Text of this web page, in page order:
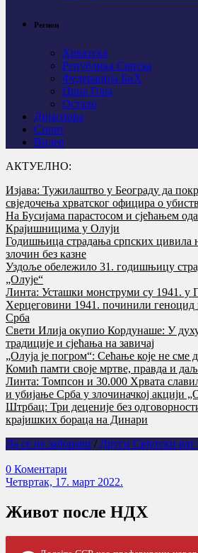
Регион
Хрватска
Република Српска
Федерација БиХ
Црна Гора
Остало
Дијаспора
Спорт
Видео
АКТУЕЛНО:
Изјава: Тужилаштво у Београду да
свједочења хрватског официра о
На Бусијама парастосом и сјећањем
Крајишницима у Олуји
Годишњица страдања српских цивила
злочин без казне
Уздоље обележило 31. годишњицу
„Олује“
Линта: Усташки монструми су 1941. у
Херцеговини 1941. починили
Срба
Свети Илија окупио Кордунаше: У
традиције и сјећања на завичај
„Олуја је погром“: Сећање које не сме
Комић памти своје мртве, правда и
Линта: Томпсон и 30.000 Хрвата
и убијање Срба у злочиначкој акцији
Штрбац: Три деценије без
крајишких бораца на Динари
Да се не заборави / Други Свјетски
0 Коментари
Четвртак, 17. март 2022.
Живот после НДХ